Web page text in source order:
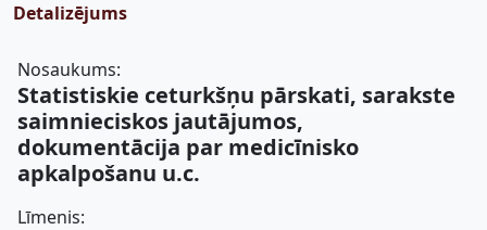
Detalizējums
Nosaukums:
Statistiskie ceturkšņu pārskati, sarakste
saimnieciskos jautājumos,
dokumentācija par medicīnisko
apkalpošanu u.c.
Līmenis: